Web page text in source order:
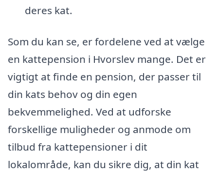
deres kat.
Som du kan se, er fordelene ved at vælge
en kattepension i Hvorslev mange. Det er
vigtigt at finde en pension, der passer til
din kats behov og din egen
bekvemmelighed. Ved at udforske
forskellige muligheder og anmode om
tilbud fra kattepensioner i dit
lokalområde, kan du sikre dig, at din kat